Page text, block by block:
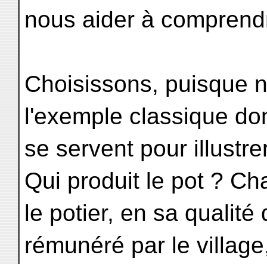
nous aider à
Choisissons, puisque
l'exemple classique
se servent pour
Qui produit le pot ?
le potier, en sa qualité
rémunéré par le